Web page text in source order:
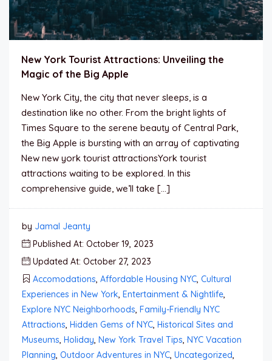
New York Tourist Attractions: Unveiling the
Magic of the Big Apple
New York City, the city that never sleeps, is a
destination like no other. From the bright lights of
Times Square to the serene beauty of Central Park,
the Big Apple is bursting with an array of captivating
New new york tourist attractionsYork tourist
attractions waiting to be explored. In this
comprehensive guide, we’ll take […]
by Jamal Jeanty
Published At: October 19, 2023
Updated At: October 27, 2023
Accomodations, Affordable Housing NYC, Cultural
Experiences in New York, Entertainment & Nightlife,
Explore NYC Neighborhoods, Family-Friendly NYC
Attractions, Hidden Gems of NYC, Historical Sites and
Museums, Holiday, New York Travel Tips, NYC Vacation
Planning, Outdoor Adventures in NYC, Uncategorized,